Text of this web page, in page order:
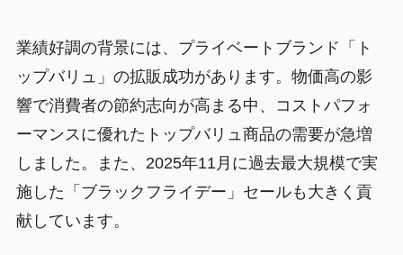
業績好調の背景には、プライベートブランド「ト
ップバリュ」の拡販成功があります。物価高の影
響で消費者の節約志向が高まる中、コストパフォ
ーマンスに優れたトップバリュ商品の需要が急増
しました。また、2025年11月に過去最大規模で実
施した「ブラックフライデー」セールも大きく貢
献しています。